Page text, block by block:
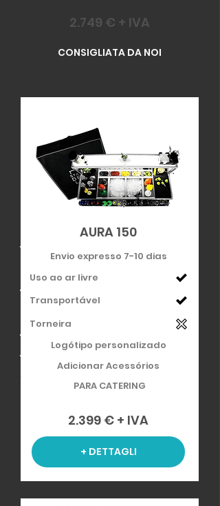
2.749 € + IVA
CONSIGLIATA DA NOI
AURA 150
Uso ao ar livre
Transportável
Envio expresso 7-10 dias
Torneira
Logótipo personalizado
Adicionar Acessórios
PARA CATERING
2.399 € + IVA
+ DETTAGLI